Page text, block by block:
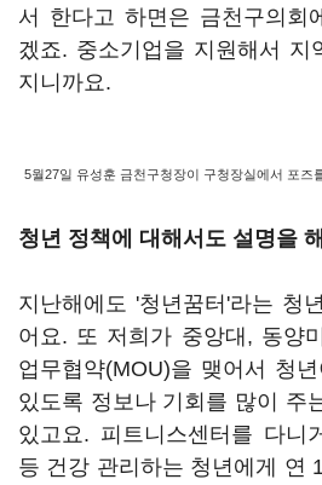
서 한다고 하면은 금천구의회
겠죠. 중소기업을 지원해서 지
지니까요.
5월27일 유성훈 금천구청장이 구청장실에서 포즈
청년 정책에 대해서도 설명을
지난해에도 '청년꿈터'라는 청
어요. 또 저희가 중앙대, 동양
업무협약(MOU)을 맺어서 청
있도록 정보나 기회를 많이 주
있고요. 피트니스센터를 다니
등 건강 관리하는 청년에게 연